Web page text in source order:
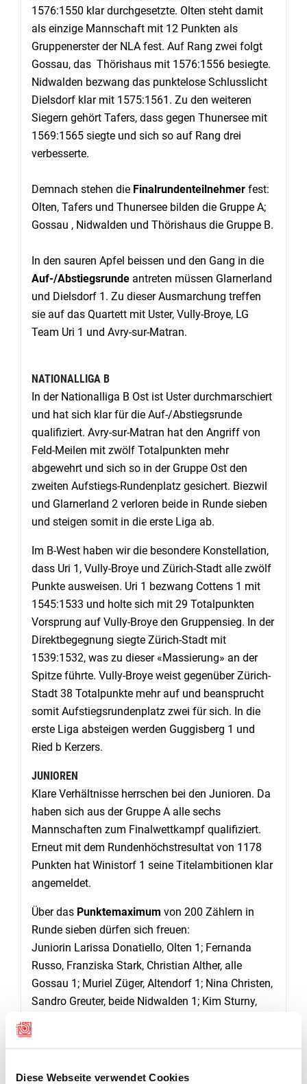
Diese Webseite verwendet Cookies
1576:1550 klar durchgesetzte. Olten steht damit
als einzige Mannschaft mit 12 Punkten als
Gruppenerster der NLA fest. Auf Rang zwei folgt
Gossau, das Thörishaus mit 1576:1556 besiegte.
Nidwalden bezwang das punktelose Schlusslicht
Dielsdorf klar mit 1575:1561. Zu den weiteren
Siegern gehört Tafers, dass gegen Thunersee mit
1569:1565 siegte und sich so auf Rang drei
verbesserte.
Demnach stehen die Finalrundenteilnehmer fest:
Olten, Tafers und Thunersee bilden die Gruppe A;
Gossau , Nidwalden und Thörishaus die Gruppe B.
In den sauren Apfel beissen und den Gang in die
Auf-/Abstiegsrunde antreten müssen Glarnerland
und Dielsdorf 1. Zu dieser Ausmarchung treffen
sie auf das Quartett mit Uster, Vully-Broye, LG
Team Uri 1 und Avry-sur-Matran.
NATIONALLIGA B
In der Nationalliga B Ost ist Uster durchmarschiert
und hat sich klar für die Auf-/Abstiegsrunde
qualifiziert. Avry-sur-Matran hat den Angriff von
Feld-Meilen mit zwölf Totalpunkten mehr
abgewehrt und sich so in der Gruppe Ost den
zweiten Aufstiegs-Rundenplatz gesichert. Biezwil
und Glarnerland 2 verloren beide in Runde sieben
und steigen somit in die erste Liga ab.
Im B-West haben wir die besondere Konstellation,
dass Uri 1, Vully-Broye und Zürich-Stadt alle zwölf
Punkte ausweisen. Uri 1 bezwang Cottens 1 mit
1545:1533 und holte sich mit 29 Totalpunkten
Vorsprung auf Vully-Broye den Gruppensieg. In der
Direktbegegnung siegte Zürich-Stadt mit
1539:1532, was zu dieser «Massierung» an der
Spitze führte. Vully-Broye weist gegenüber Zürich-
Stadt 38 Totalpunkte mehr auf und beansprucht
somit Aufstiegsrundenplatz zwei für sich. In die
erste Liga absteigen werden Guggisberg 1 und
Ried b Kerzers.
JUNIOREN
Klare Verhältnisse herrschen bei den Junioren. Da
haben sich aus der Gruppe A alle sechs
Mannschaften zum Finalwettkampf qualifiziert.
Erneut mit dem Rundenhöchstresultat von 1178
Punkten hat Winistorf 1 seine Titelambitionen klar
angemeldet.
Über das Punktemaximum von 200 Zählern in
Runde sieben dürfen sich freuen:
Juniorin Larissa Donatiello, Olten 1; Fernanda
Russo, Franziska Stark, Christian Alther, alle
Gossau 1; Muriel Züger, Altendorf 1; Nina Christen,
Sandro Greuter, beide Nidwalden 1; Kim Sturny,